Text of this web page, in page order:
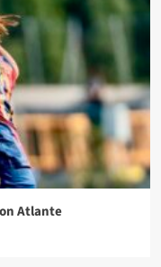
Atlante